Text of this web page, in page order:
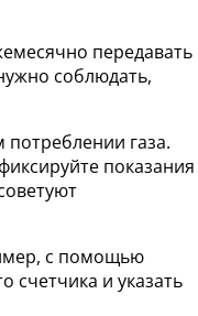
передавать
соблюдать,
газа.
показания
с помощью
счетчика и указать